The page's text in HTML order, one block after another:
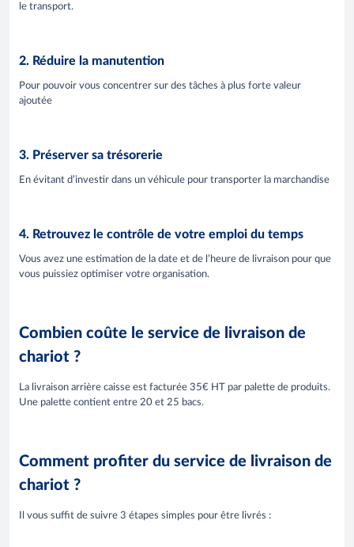
le transport.
2. Réduire la manutention
Pour pouvoir vous concentrer sur des tâches à plus forte valeur
ajoutée
3. Préserver sa trésorerie
En évitant d’investir dans un véhicule pour transporter la marchandise
4. Retrouvez le contrôle de votre emploi du temps
Vous avez une estimation de la date et de l’heure de livraison pour que
vous puissiez optimiser votre organisation.
Combien coûte le service de livraison de
chariot ?
La livraison arrière caisse est facturée 35€ HT par palette de produits.
Une palette contient entre 20 et 25 bacs.
Comment profiter du service de livraison de
chariot ?
Il vous suffit de suivre 3 étapes simples pour être livrés :